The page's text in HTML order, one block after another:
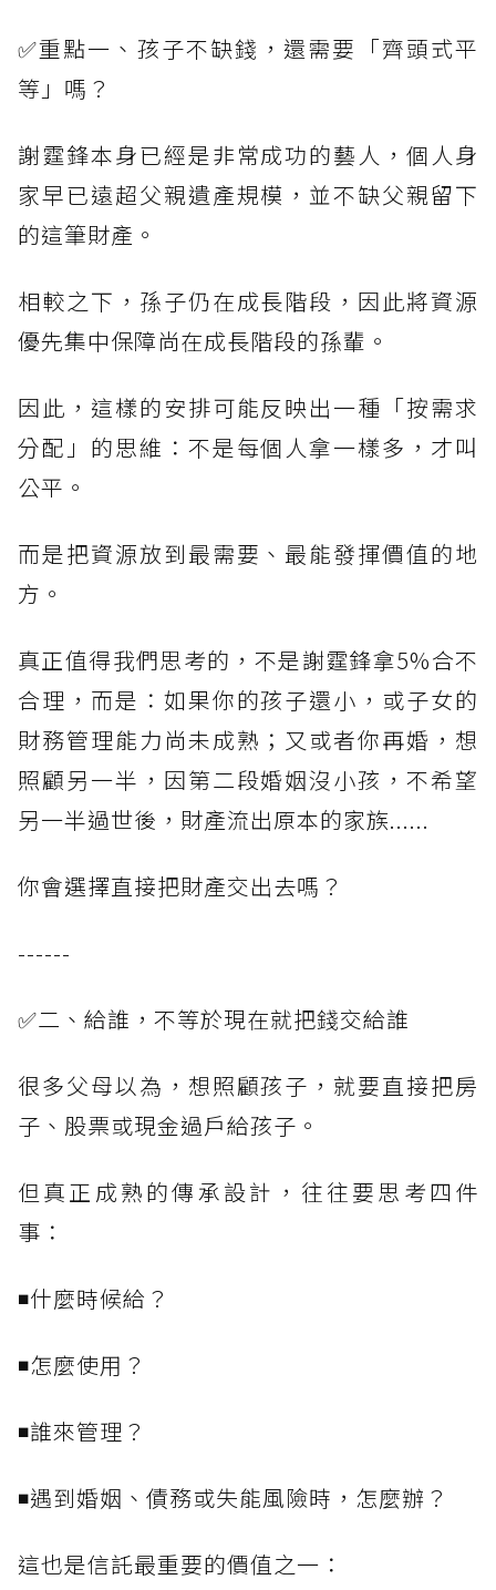
✅重點一、孩子不缺錢，還需要「齊頭式平
等」嗎？
謝霆鋒本身已經是非常成功的藝人，個人身
家早已遠超父親遺產規模，並不缺父親留下
的這筆財產。
相較之下，孫子仍在成長階段，因此將資源
優先集中保障尚在成長階段的孫輩。
因此，這樣的安排可能反映出一種「按需求
分配」的思維：不是每個人拿一樣多，才叫
公平。
而是把資源放到最需要、最能發揮價值的地
方。
真正值得我們思考的，不是謝霆鋒拿5%合不
合理，而是：如果你的孩子還小，或子女的
財務管理能力尚未成熟；又或者你再婚，想
照顧另一半，因第二段婚姻沒小孩，不希望
另一半過世後，財產流出原本的家族......
你會選擇直接把財產交出去嗎？
------
✅二、給誰，不等於現在就把錢交給誰
很多父母以為，想照顧孩子，就要直接把房
子、股票或現金過戶給孩子。
但真正成熟的傳承設計，往往要思考四件
事：
◾什麼時候給？
◾怎麼使用？
◾誰來管理？
◾遇到婚姻、債務或失能風險時，怎麼辦？
這也是信託最重要的價值之一：